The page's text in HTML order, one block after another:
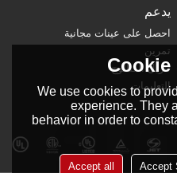
يدعم
احصل على عينات مجانية
تمرين
تنزيل الكتالوج
التعليماتWe use cookies to
experience. They
behavior in order to
Accept
Accept all